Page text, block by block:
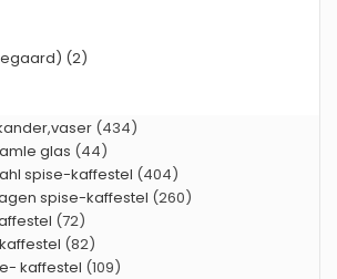
(2)
(434)
glas (44)
spise-kaffestel (404)
spise-kaffestel (260)
(72)
(82)
kaffestel (109)